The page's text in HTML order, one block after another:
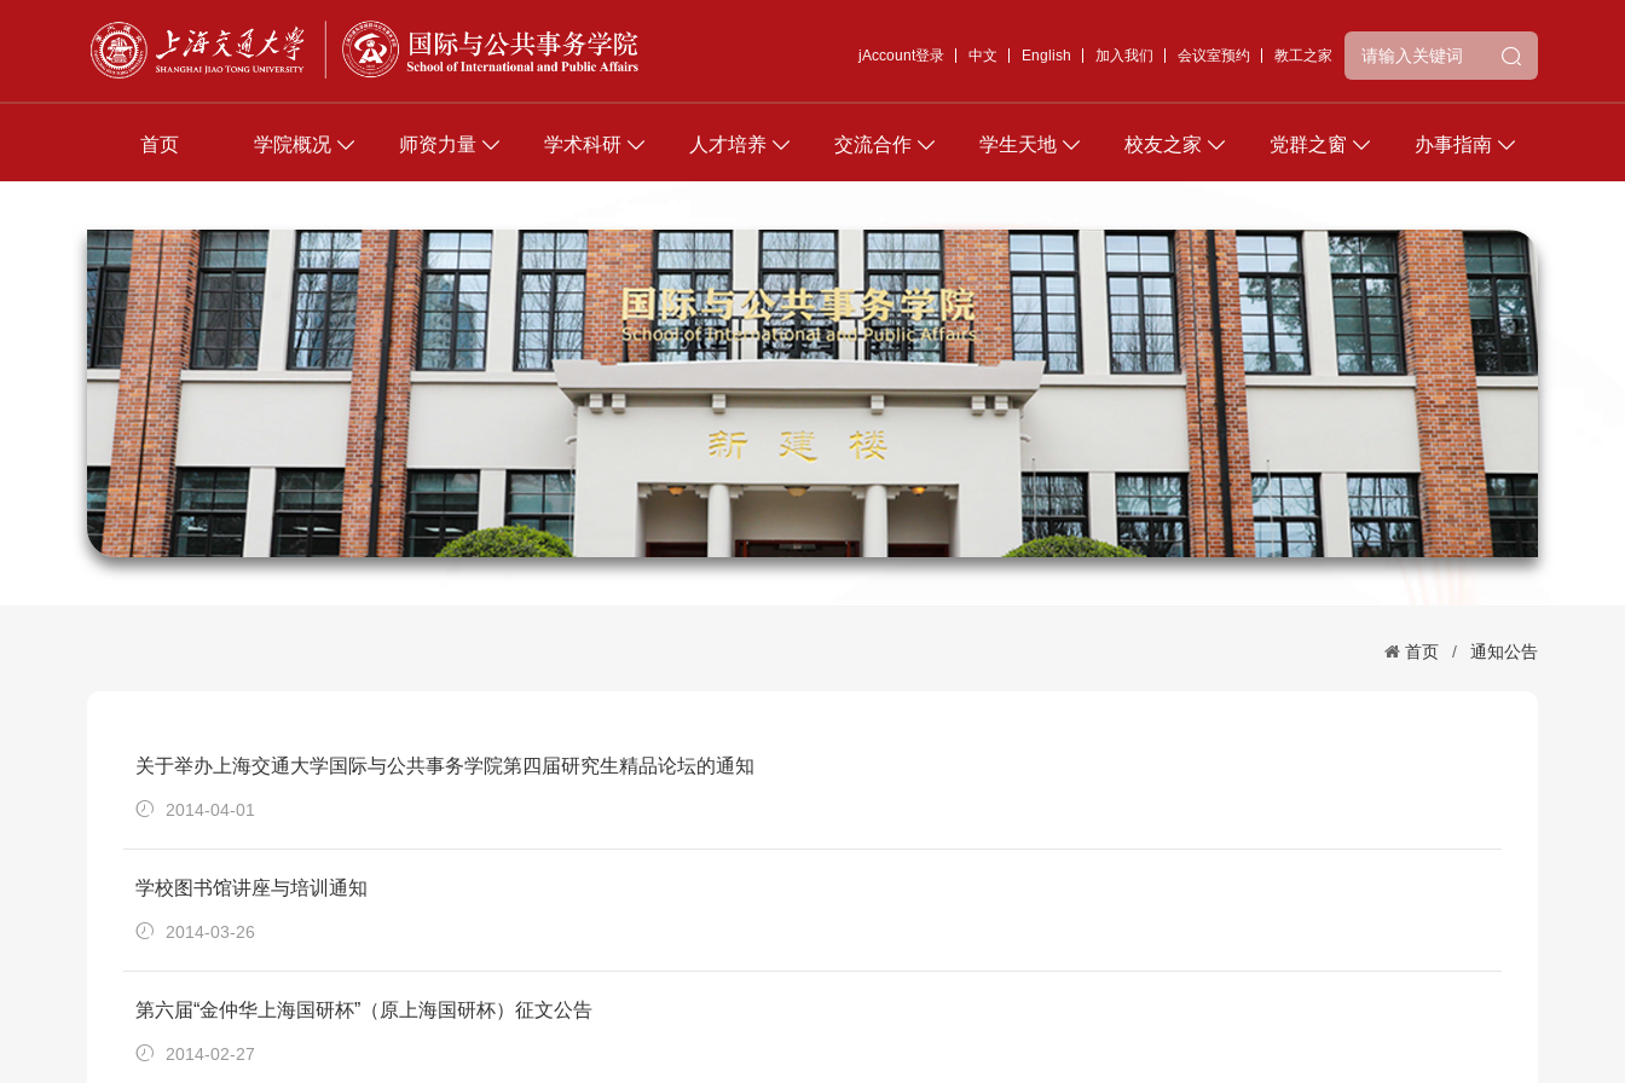
jAccount登录 中文 English 加入我们 会议室预约 教工之家
首页 学院概况 师资力量 学术科研 人才培养 交流合作 学生天地 校友之家 党群之窗 办事指南
首页 / 通知公告
关于举办上海交通大学国际与公共事务学院第四届研究生精品论坛的通知
2014-04-01
学校图书馆讲座与培训通知
2014-03-26
第六届“金仲华上海国研杯”（原上海国研杯）征文公告
2014-02-27